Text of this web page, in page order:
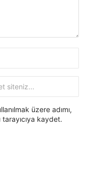
üzere adımı,
kaydet.